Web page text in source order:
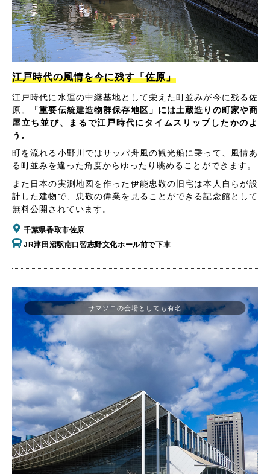
江戸時代の風情を今に残す「佐原」
江戸時代に水運の中継基地として栄えた町並みが今に残る佐
原。
「重要伝統建造物群保存地区」には土蔵造りの町家や商
屋立ち並び、まるで江戸時代にタイムスリップしたかのよ
う。
町を流れる小野川ではサッパ舟風の観光船に乗って、風情あ
る町並みを違った角度からゆったり眺めることができます。
また日本の実測地図を作った伊能忠敬の旧宅は本人自らが設
計した建物で、忠敬の偉業を見ることができる記念館として
無料公開されています。
千葉県香取市佐原
JR津田沼駅南口習志野文化ホール前で下車
サマソニの会場としても有名